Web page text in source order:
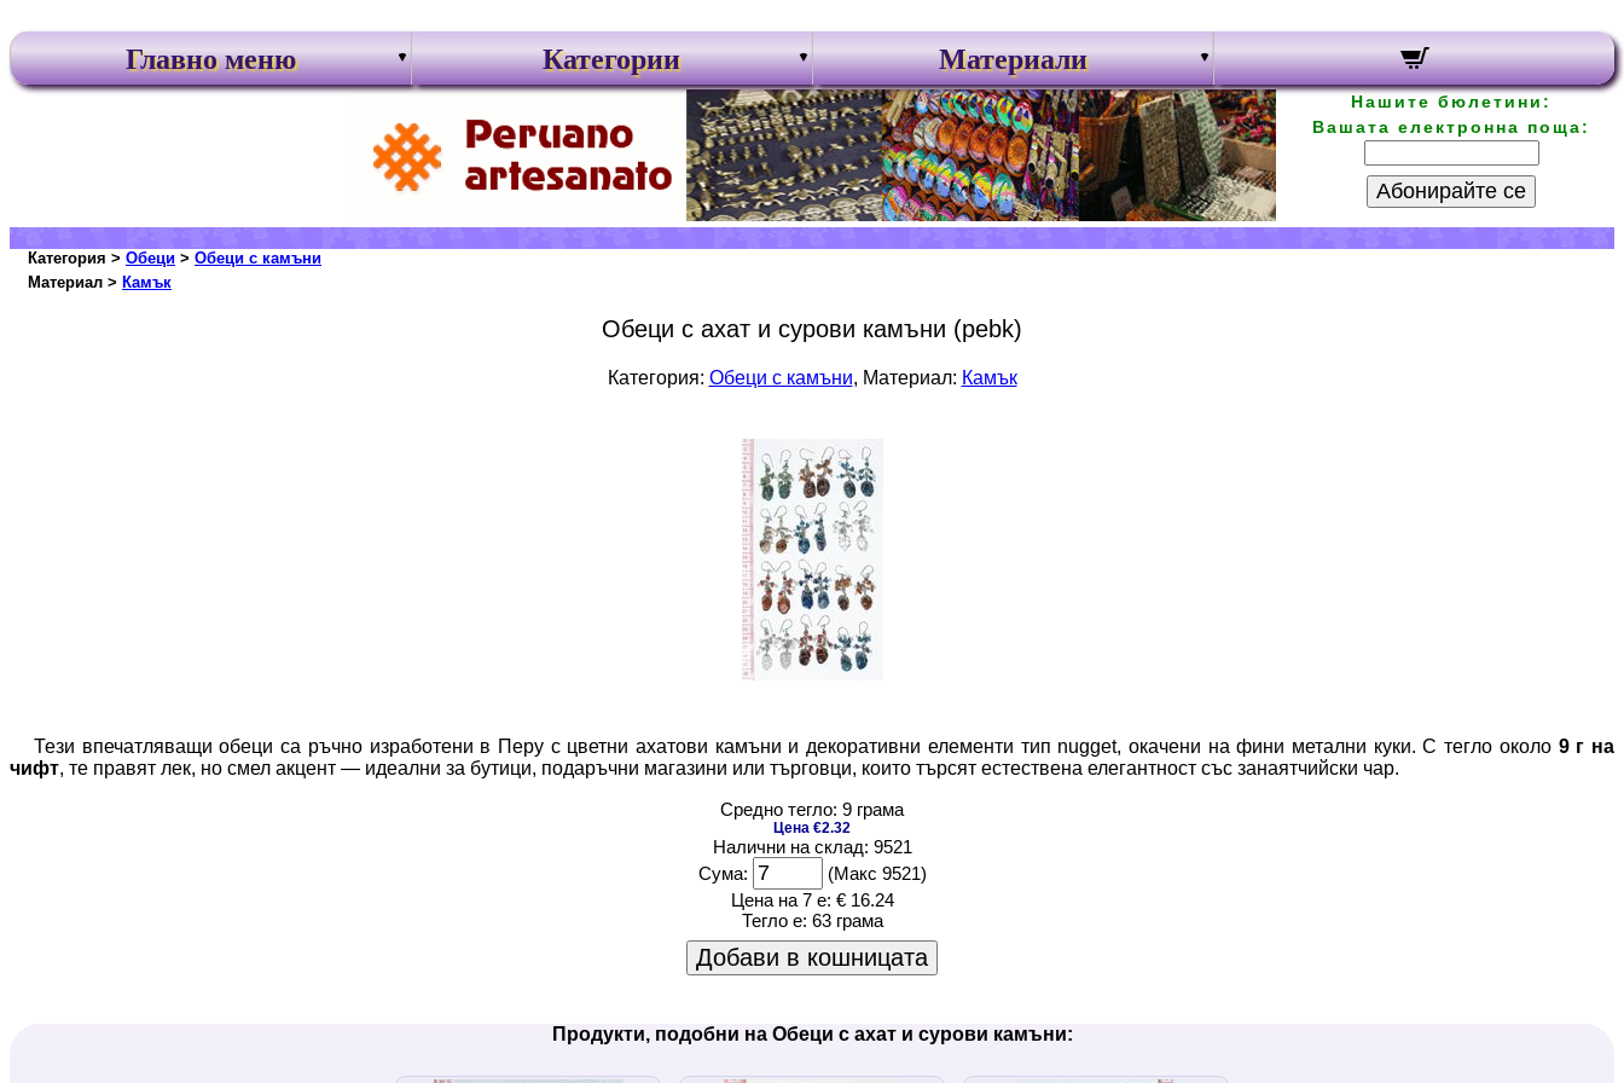
Главно меню Категории Материали
Нашите бюлетини:
Вашата електронна поща:
Абонирайте се
Категория > Обеци > Обеци с камъни
Материал > Камък
Обеци с ахат и сурови камъни (pebk)
Категория: Обеци с камъни, Материал: Камък
Тези впечатляващи обеци са ръчно изработени в Перу с цветни ахатови камъни и декоративни елементи тип nugget, окачени на фини метални куки. С тегло около 9 г на
чифт, те правят лек, но смел акцент — идеални за бутици, подаръчни магазини или търговци, които търсят естествена елегантност със занаятчийски чар.
Средно тегло: 9 грама
Цена €2.32
Налични на склад: 9521
Сума:
(Макс 9521)
Цена на 7 е: € 16.24
Тегло е: 63 грама
Добави в кошницата
Продукти, подобни на Обеци с ахат и сурови камъни: